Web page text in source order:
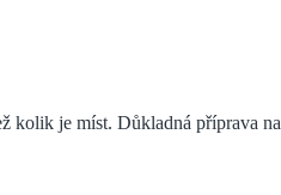
kolik je míst. Důkladná příprava